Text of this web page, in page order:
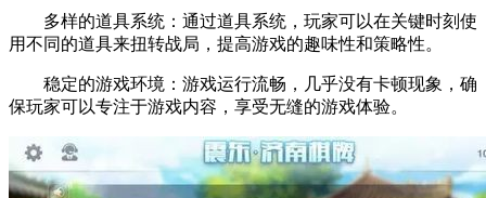
多样的道具系统：通过道具系统，玩家可以在关键时刻使
用不同的道具来扭转战局，提高游戏的趣味性和策略性。
稳定的游戏环境：游戏运行流畅，几乎没有卡顿现象，确
保玩家可以专注于游戏内容，享受无缝的游戏体验。